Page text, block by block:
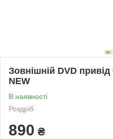
Зовнішній DVD
NEW
В наявності
Роздріб
890 ₴